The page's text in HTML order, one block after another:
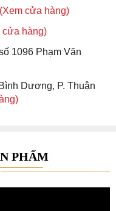
(Xem cửa hàng)
cửa hàng)
1096 Phạm Văn
Dương, P. Thuận
PHẨM